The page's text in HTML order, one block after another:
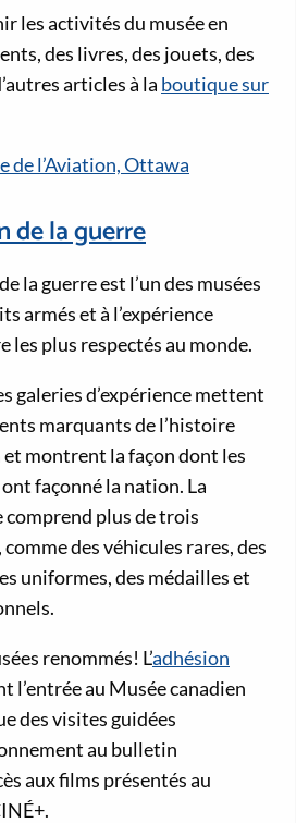
les activités du musée en
des livres, des jouets, des
articles à la boutique sur
de l’Aviation, Ottawa
de la guerre
la guerre est l’un des musées
armés et à l’expérience
les plus respectés au monde.
galeries d’expérience mettent
marquants de l’histoire
montrent la façon dont les
façonné la nation. La
plus de trois
des véhicules rares, des
uniformes, des médailles et
renommés! L’adhésion
l’entrée au Musée canadien
des visites guidées
au bulletin
aux films présentés au